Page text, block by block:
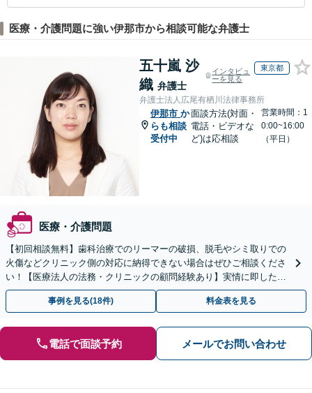
医療・介護問題に強い伊那市から相談可能な弁護士
五十嵐 沙
織 弁護士
インタビュ
ーを見る
東京都
弁護士法人広尾有栖川法律事務所
伊那市 か
らも相談
受付中
面談方法(対面・
電話・ビデオな
ど)は応相談
営業時間：1
0:00~16:00
（平日）
医療・介護問題
【初回相談無料】歯科治療でのリーマーの破損、脱毛やシミ取りでの
火傷などクリニック側の対応に納得できない場合はぜひご相談くださ
い！【医療法人の法務・クリニックの顧問経験あり】実情に即したア
ドバイスで、納得のできるトラブルの解決を目指します。
事例を見る(18件) 料金表を見る
電話で面談予約 メールでお問い合わせ